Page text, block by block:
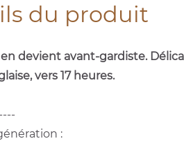
du produit
devient avant-gardiste.
vers 17 heures.
: